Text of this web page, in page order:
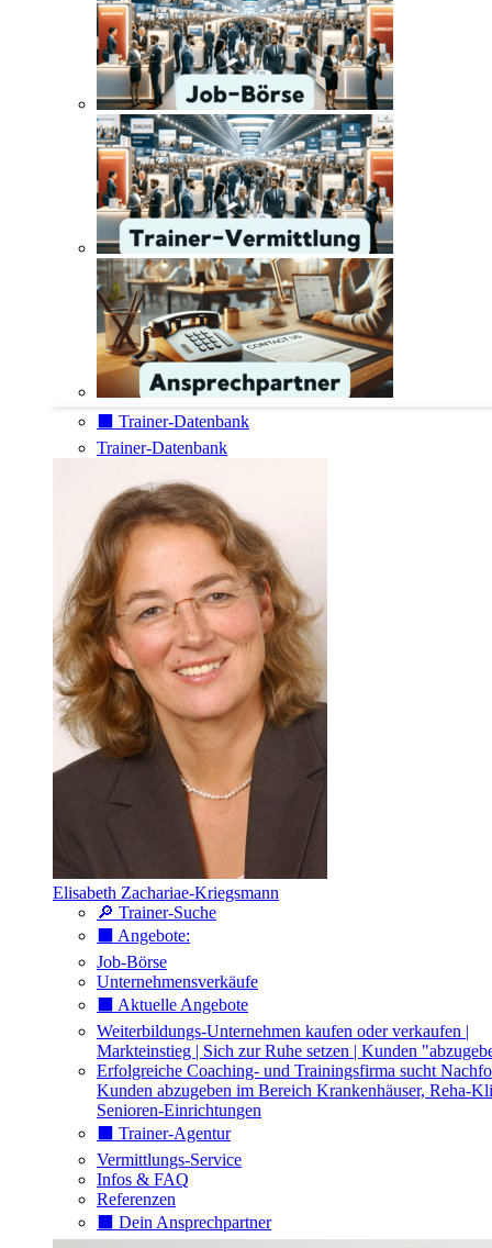
⬛️ Trainer-Datenbank
Trainer-Datenbank
Elisabeth Zachariae-Kriegsmann
🔎 Trainer-Suche
⬛️ Angebote:
Job-Börse
Unternehmensverkäufe
⬛️ Aktuelle Angebote
Weiterbildungs-Unternehmen kaufen oder verkaufen |
Markteinstieg | Sich zur Ruhe setzen | Kunden
Erfolgreiche Coaching- und Trainingsfirma sucht
Kunden abzugeben im Bereich Krankenhäuser, Reha-
Senioren-Einrichtungen
⬛️ Trainer-Agentur
Vermittlungs-Service
Infos & FAQ
Referenzen
⬛️ Dein Ansprechpartner